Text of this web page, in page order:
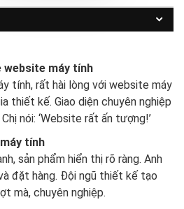
website máy tính
tính, rất hài lòng với website máy
thiết kế. Giao diện chuyên nghiệp
nói: ‘Website rất ấn tượng!’
tính
sản phẩm hiển thị rõ ràng. Anh
đặt hàng. Đội ngũ thiết kế tạo
mà, chuyên nghiệp.